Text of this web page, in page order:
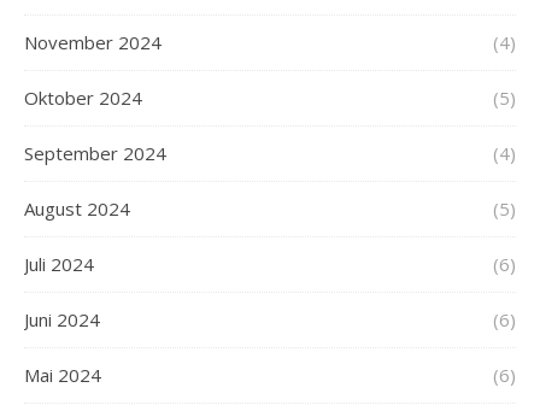
November 2024 (4)
Oktober 2024 (5)
September 2024 (4)
August 2024 (5)
Juli 2024 (6)
Juni 2024 (6)
Mai 2024 (6)